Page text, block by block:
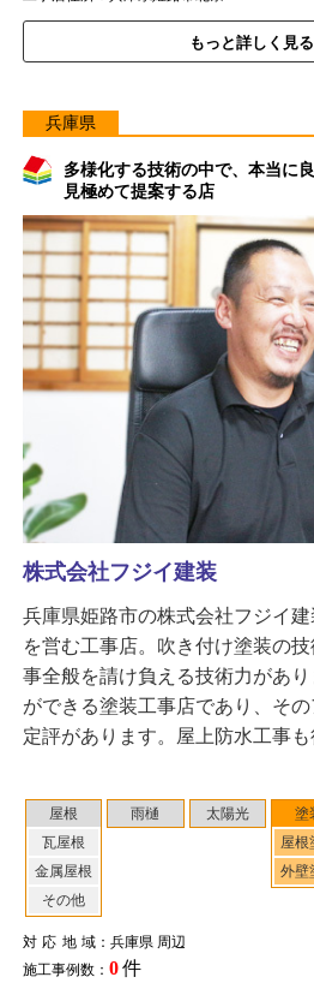
もっと詳しく見る
兵庫県
多様化する技術の中で、本当に
見極めて提案する店
屋根
瓦屋根
金属屋根
その他
雨樋 太陽光
塗
屋根
外壁
対応地域：兵庫県 周辺
施工事例数： 0件
株式会社フジイ建装
兵庫県姫路市の株式会社フジイ
を営む工事店。吹き付け塗装の
事全般を請け負える技術力があ
ができる塗装工事店であり、そ
定評があります。屋上防水工事も